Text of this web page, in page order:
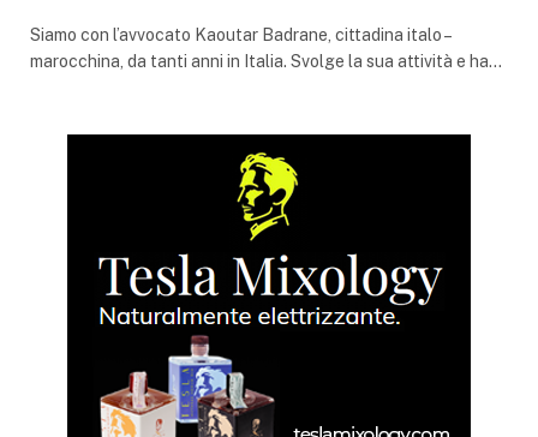
Siamo con l’avvocato Kaoutar Badrane, cittadina italo –
marocchina, da tanti anni in Italia. Svolge la sua attività e ha…